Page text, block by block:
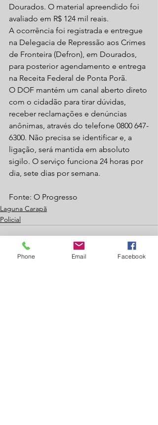
Dourados. O material apreendido foi
avaliado em R$ 124 mil reais.
A ocorrência foi registrada e entregue
na Delegacia de Repressão aos Crimes
de Fronteira (Defron), em Dourados,
para posterior agendamento e entrega
na Receita Federal de Ponta Porã.
O DOF mantém um canal aberto direto
com o cidadão para tirar dúvidas,
receber reclamações e denúncias
anônimas, através do telefone 0800 647-
6300. Não precisa se identificar e, a
ligação, será mantida em absoluto
sigilo. O serviço funciona 24 horas por
dia, sete dias por semana.
Fonte: O Progresso
Laguna Carapã
Policial
Phone Email Facebook